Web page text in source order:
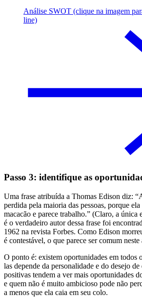
Análise SWOT (clique na imagem
line)
Passo 3: identifique as
Uma frase atribuída a Thomas Edison diz:
perdida pela maioria das pessoas, porque
macacão e parece trabalho.” (Claro, a única
é o verdadeiro autor dessa frase foi
1962 na revista Forbes. Como Edison
é contestável, o que parece ser comum
O ponto é: existem oportunidades em todos
las depende da personalidade e do desejo de
positivas tendem a ver mais oportunidades
e quem não é muito ambicioso pode não
a menos que ela caia em seu colo.